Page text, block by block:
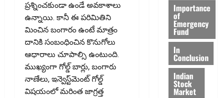
ప్రశ్నించకుండా ఉండే అవకాశాలు
ఉన్నాయి. కానీ ఈ పరిమితిని
మించిన బంగారం ఉంటే మాత్రం
దానికి సంబంధించిన కొనుగోలు
ఆధారాలు చూపాల్సి ఉంటుంది.
ముఖ్యంగా గోల్డ్ బార్లు, బంగారు
నాణేలు, ఇన్వెస్ట్‌మెంట్ గోల్డ్
విషయంలో మరింత జాగ్రత్త
Importance
of
Emergency
Fund
In
Conclusion
Indian
Stock
Market